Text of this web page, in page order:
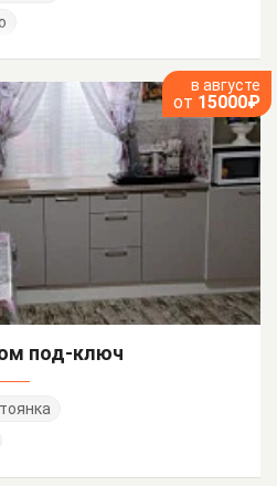
в августе
от 15000₽
под-ключ